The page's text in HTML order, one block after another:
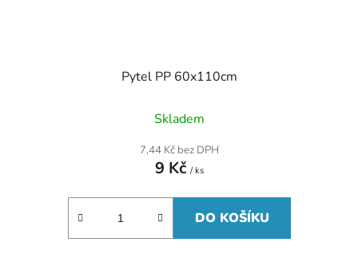
Pytel PP 60x110cm
Skladem
7,44 Kč bez DPH
9 Kč / ks
DO KOŠÍKU